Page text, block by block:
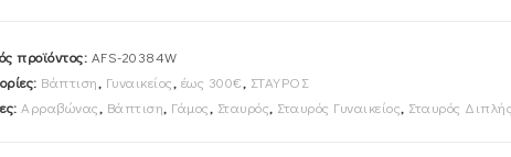
προϊόντος: AFS-20384W
Βάπτιση, Γυναικείος, έως 300€, ΣΤΑΥΡΟΣ
Αρραβώνας, Βάπτιση, Γάμος, Σταυρός, Σταυρός Γυναικείος, Σταυρός